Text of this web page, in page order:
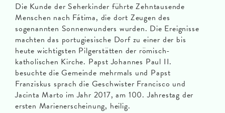
Die Kunde der Seherkinder führte Zehntausende
Menschen nach Fátima, die dort Zeugen des
sogenannten Sonnenwunders wurden. Die Ereignisse
machten das portugiesische Dorf zu einer der bis
heute wichtigsten Pilgerstätten der römisch-
katholischen Kirche. Papst Johannes Paul II.
besuchte die Gemeinde mehrmals und Papst
Franziskus sprach die Geschwister Francisco und
Jacinta Marto im Jahr 2017, am 100. Jahrestag der
ersten Marienerscheinung, heilig.